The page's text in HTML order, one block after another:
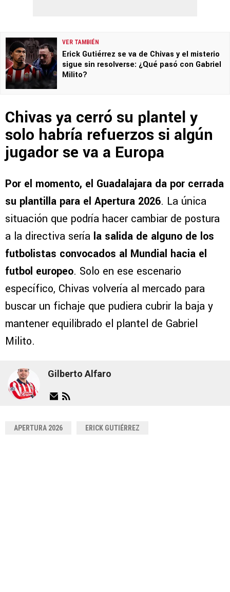
VER TAMBIÉN
Erick Gutiérrez se va de Chivas y el misterio
sigue sin resolverse: ¿Qué pasó con Gabriel
Milito?
Chivas ya cerró su plantel y
solo habría refuerzos si algún
jugador se va a Europa
Por el momento, el Guadalajara da por cerrada
su plantilla para el Apertura 2026. La única
situación que podría hacer cambiar de postura
a la directiva sería la salida de alguno de los
futbolistas convocados al Mundial hacia el
futbol europeo. Solo en ese escenario
específico, Chivas volvería al mercado para
buscar un fichaje que pudiera cubrir la baja y
mantener equilibrado el plantel de Gabriel
Milito.
Gilberto Alfaro
APERTURA 2026 ERICK GUTIÉRREZ